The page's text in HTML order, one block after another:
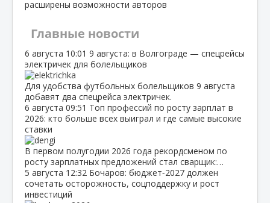
расширены возможности авторов
Главные новости
6 августа 10:01 9 августа: в Волгограде — спецрейсы
электричек для болельщиков
Для удобства футбольных болельщиков 9 августа
добавят два спецрейса электричек.
6 августа 09:51 Топ профессий по росту зарплат в
2026: кто больше всех выиграл и где самые высокие
ставки
В первом полугодии 2026 года рекордсменом по
росту зарплатных предложений стал сварщик:…
5 августа 12:32 Бочаров: бюджет‑2027 должен
сочетать осторожность, соцподдержку и рост
инвестиций